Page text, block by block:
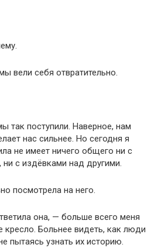
вели себя отвратительно.
так поступили. Наверное, нам
нас сильнее. Но сегодня я
не имеет ничего общего ни с
с издёвками над другими.
посмотрела на него.
она, — больше всего меня
кресло. Больнее видеть, как люди
пытаясь узнать их историю.